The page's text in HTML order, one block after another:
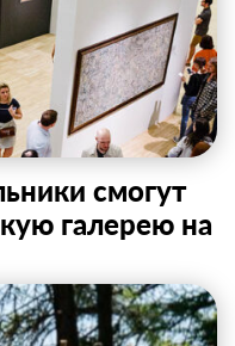
смогут
галерею на